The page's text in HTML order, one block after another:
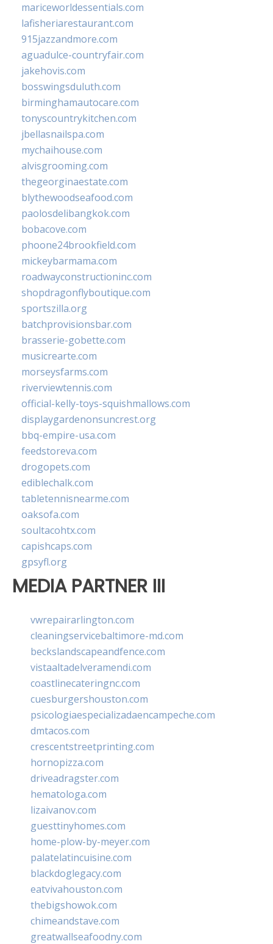
mariceworldessentials.com
lafisheriarestaurant.com
915jazzandmore.com
aguadulce-countryfair.com
jakehovis.com
bosswingsduluth.com
birminghamautocare.com
tonyscountrykitchen.com
jbellasnailspa.com
mychaihouse.com
alvisgrooming.com
thegeorginaestate.com
blythewoodseafood.com
paolosdelibangkok.com
bobacove.com
phoone24brookfield.com
mickeybarmama.com
roadwayconstructioninc.com
shopdragonflyboutique.com
sportszilla.org
batchprovisionsbar.com
brasserie-gobette.com
musicrearte.com
morseysfarms.com
riverviewtennis.com
official-kelly-toys-squishmallows.com
displaygardenonsuncrest.org
bbq-empire-usa.com
feedstoreva.com
drogopets.com
ediblechalk.com
tabletennisnearme.com
oaksofa.com
soultacohtx.com
capishcaps.com
gpsyfl.org
MEDIA PARTNER III
vwrepairarlington.com
cleaningservicebaltimore-md.com
beckslandscapeandfence.com
vistaaltadelveramendi.com
coastlinecateringnc.com
cuesburgershouston.com
psicologiaespecializadaencampeche.com
dmtacos.com
crescentstreetprinting.com
hornopizza.com
driveadragster.com
hematologa.com
lizaivanov.com
guesttinyhomes.com
home-plow-by-meyer.com
palatelatincuisine.com
blackdoglegacy.com
eatvivahouston.com
thebigshowok.com
chimeandstave.com
greatwallseafoodny.com